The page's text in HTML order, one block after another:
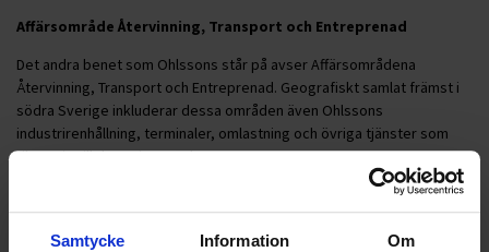
Samtycke Information Om
Affärsområde Återvinning, Transport och Entreprenad
Det andra benet som Ohlssons står på avser Affärsområdena
Återvinning, Transport och Entreprenad. Geografiskt samlat främst i
södra Sverige inkluderar dessa områden även Ohlssons
industrirenhållning, terminaler, omlastning och övriga tjänster som
riktar sig till den privata sektorn.
För dessa områden kommer Hampus Johansson att ansvara i
kombination med rollen som vice vd. Sedan starten på Ohlssons 2022
har han haft flera ledande roller, nu senast som Affärsområdeschef